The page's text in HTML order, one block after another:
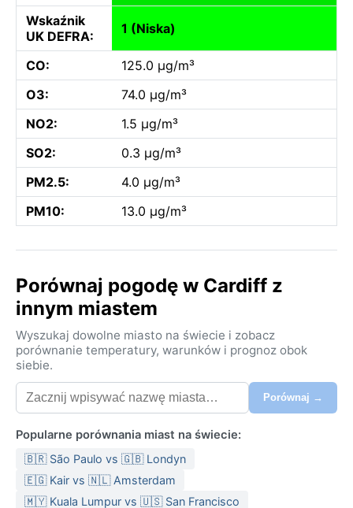
Wskaźnik
UK DEFRA:
1 (Niska)
CO:
125.0 µg/m³
O3:
74.0 µg/m³
NO2:
1.5 µg/m³
SO2:
0.3 µg/m³
PM2.5:
4.0 µg/m³
PM10:
13.0 µg/m³
Porównaj pogodę w Cardiff z
innym miastem
Wyszukaj dowolne miasto na świecie i zobacz
porównanie temperatury, warunków i prognoz obok
siebie.
Porównaj →
Popularne porównania miast na świecie:
🇧🇷 São Paulo vs 🇬🇧 Londyn
🇪🇬 Kair vs 🇳🇱 Amsterdam
🇲🇾 Kuala Lumpur vs 🇺🇸 San Francisco